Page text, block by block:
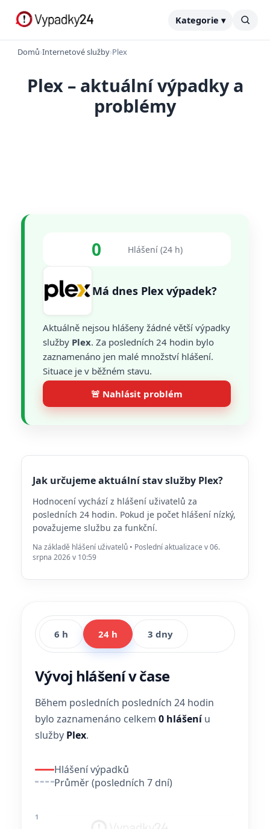
Kategorie ▾
Domů›Internetové služby›Plex
Plex – aktuální výpadky a
problémy
0 Hlášení (24 h)
Má dnes Plex výpadek?
Aktuálně nejsou hlášeny žádné větší výpadky
služby Plex. Za posledních 24 hodin bylo
zaznamenáno jen malé množství hlášení.
Situace je v běžném stavu.
🚨 Nahlásit problém
Jak určujeme aktuální stav služby Plex?
Hodnocení vychází z hlášení uživatelů za
posledních 24 hodin. Pokud je počet hlášení nízký,
považujeme službu za funkční.
Na základě hlášení uživatelů • Poslední aktualizace v 06.
srpna 2026 v 10:59
6 h 24 h 3 dny
Vývoj hlášení v čase
Během posledních posledních 24 hodin
bylo zaznamenáno celkem 0 hlášeníu
služby Plex.
Hlášení výpadků
Průměr (posledních 7 dní)
1